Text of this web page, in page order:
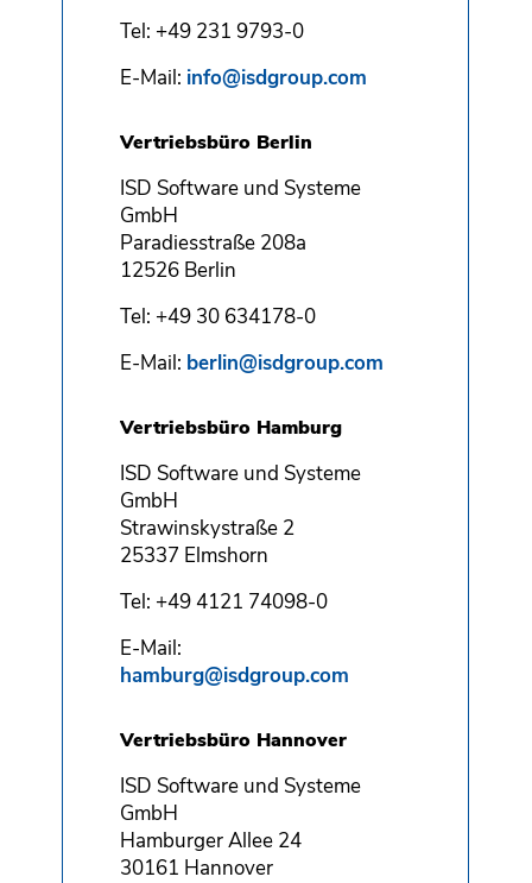
Tel: +49 231 9793-0
E-Mail: info@isdgroup.com
Vertriebsbüro Berlin
ISD Software und Systeme
GmbH
Paradiesstraße 208a
12526 Berlin
Tel: +49 30 634178-0
E-Mail: berlin@isdgroup.com
Vertriebsbüro Hamburg
ISD Software und Systeme
GmbH
Strawinskystraße 2
25337 Elmshorn
Tel: +49 4121 74098-0
E-Mail:
hamburg@isdgroup.com
Vertriebsbüro Hannover
ISD Software und Systeme
GmbH
Hamburger Allee 24
30161 Hannover